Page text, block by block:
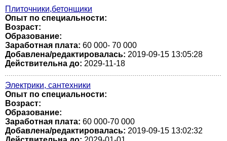
Плиточники,бетонщики
Опыт по специальности:
Возраст:
Образование:
Заработная плата: 60 000- 70 000
Добавлена/редактировалась: 2019-09-15 13:05:28
Действительна до: 2029-11-18
Электрики, сантехники
Опыт по специальности:
Возраст:
Образование:
Заработная плата: 60 000-70 000
Добавлена/редактировалась: 2019-09-15 13:02:32